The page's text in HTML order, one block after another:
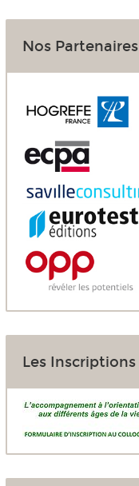
Nos Partenaires
Les Inscriptions